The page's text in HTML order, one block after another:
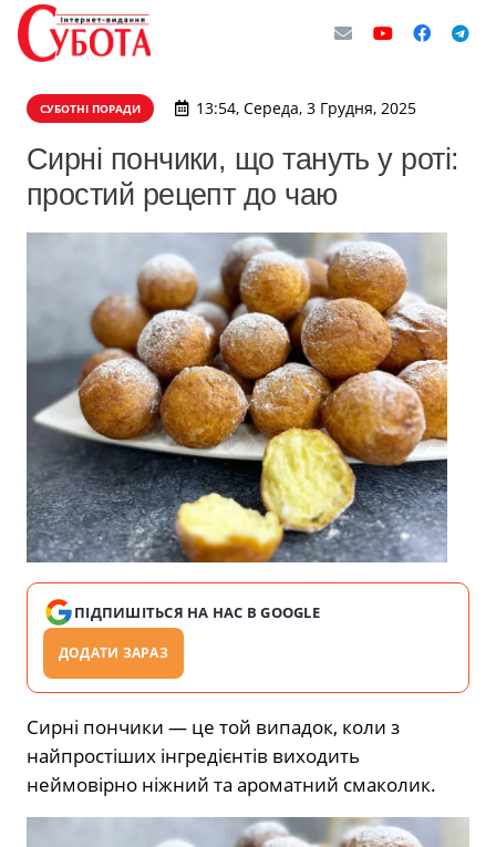
СУБОТНІ ПОРАДИ 13:54, Середа, 3 Грудня, 2025
Сирні пончики, що тануть у роті:
простий рецепт до чаю
ПІДПИШІТЬСЯ НА НАС В GOOGLE
ДОДАТИ ЗАРАЗ
Сирні пончики — це той випадок, коли з
найпростіших інгредієнтів виходить
неймовірно ніжний та ароматний смаколик.